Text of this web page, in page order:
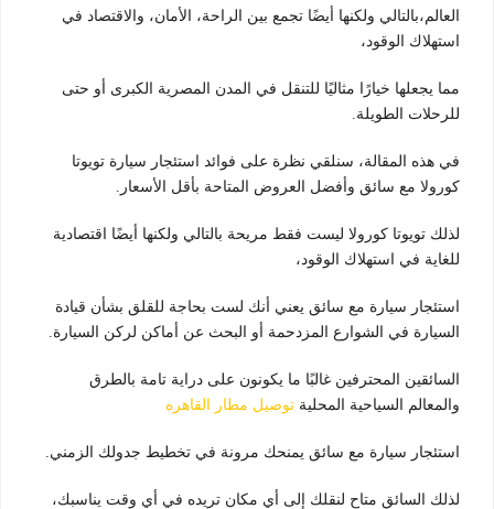
العالم،بالتالي ولكنها أيضًا تجمع بين الراحة، الأمان، والاقتصاد في
استهلاك الوقود،
مما يجعلها خيارًا مثاليًا للتنقل في المدن المصرية الكبرى أو حتى
للرحلات الطويلة.
في هذه المقالة، سنلقي نظرة على فوائد استئجار سيارة تويوتا
كورولا مع سائق وأفضل العروض المتاحة بأقل الأسعار.
لذلك تويوتا كورولا ليست فقط مريحة بالتالي ولكنها أيضًا اقتصادية
للغاية في استهلاك الوقود،
استئجار سيارة مع سائق يعني أنك لست بحاجة للقلق بشأن قيادة
السيارة في الشوارع المزدحمة أو البحث عن أماكن لركن السيارة.
السائقين المحترفين غالبًا ما يكونون على دراية تامة بالطرق
والمعالم السياحية المحلية توصيل مطار القاهره
استئجار سيارة مع سائق يمنحك مرونة في تخطيط جدولك الزمني.
لذلك السائق متاح لنقلك إلى أي مكان تريده في أي وقت يناسبك،